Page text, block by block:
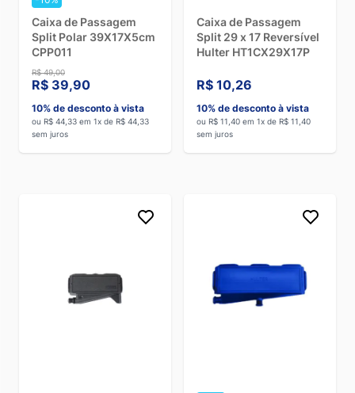
Caixa de Passagem
Split Polar 39X17X5cm
CPP011
R$ 49,00
R$ 39,90
10% de desconto à vista
ou R$ 44,33 em 1x de R$ 44,33
sem juros
Caixa de Passagem
Split 29 x 17 Reversível
Hulter HT1CX29X17P
R$ 10,26
10% de desconto à vista
ou R$ 11,40 em 1x de R$ 11,40
sem juros